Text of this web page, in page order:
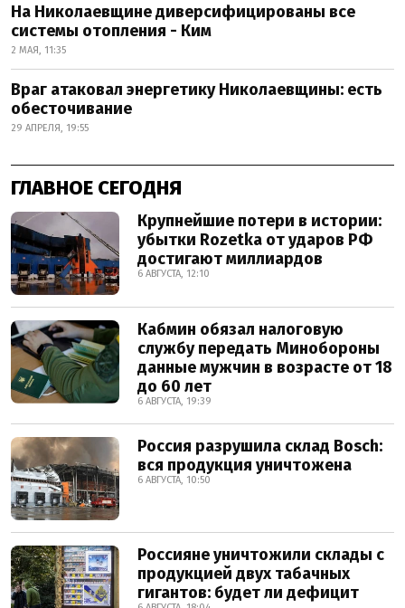
На Николаевщине диверсифицированы все
системы отопления - Ким
2 МАЯ, 11:35
Враг атаковал энергетику Николаевщины: есть
обесточивание
29 АПРЕЛЯ, 19:55
ГЛАВНОЕ СЕГОДНЯ
Крупнейшие потери в истории:
убытки Rozetka от ударов РФ
достигают миллиардов
6 АВГУСТА, 12:10
Кабмин обязал налоговую
службу передать Минобороны
данные мужчин в возрасте от 18
до 60 лет
6 АВГУСТА, 19:39
Россия разрушила склад Bosch:
вся продукция уничтожена
6 АВГУСТА, 10:50
Россияне уничтожили склады с
продукцией двух табачных
гигантов: будет ли дефицит